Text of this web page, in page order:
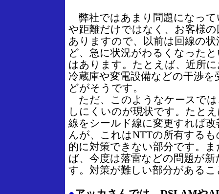
弊社ではあまり問題になって
や距離だけではなく、お客様
ありますので、以前は回線の
ど、急に状況がわるくなった
はあります。たとえば、近所
冷蔵庫や変電設備などの干渉
どがそうです。
ただ、このようなケースで
しにくいのが現状です。たと
線をシールド線に変更すれば
んが、これはNTTの所有する
的に対策できない部分です。
ば、今度は落雷などの問題が
す。対策が難しい部分がある